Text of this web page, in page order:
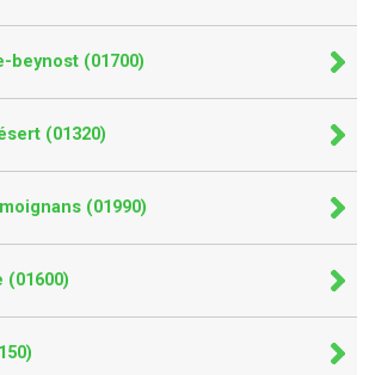
beynost (01700)
(01320)
(01990)